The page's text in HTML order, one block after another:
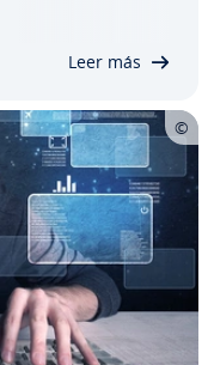
de explicar lo
Leer más